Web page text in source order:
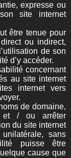
expresse ou
site internet
être tenue pour
ou indirect,
de son
d’y accéder.
concernant
au site internet
internet vers
de domaine,
et / ou arrêter
du site internet
sans
puisse être
cause que